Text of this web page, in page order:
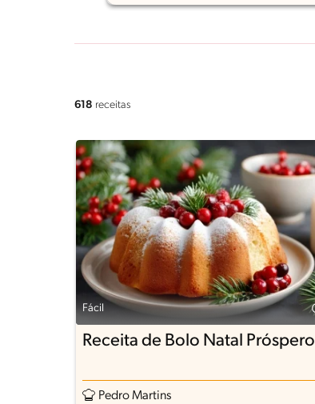
618 receitas
Fácil
Receita de Bolo Natal Próspero
Pedro Martins